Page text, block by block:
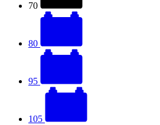
70
80
95
105